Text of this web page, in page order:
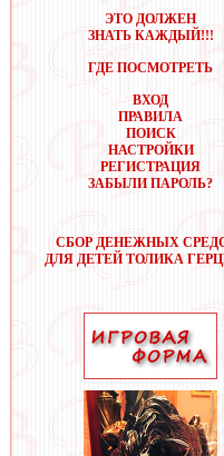
ЭТО ДОЛЖЕН
ЗНАТЬ КАЖДЫЙ!!!
ГДЕ ПОСМОТРЕТЬ
ВХОД
ПРАВИЛА
ПОИСК
НАСТРОЙКИ
РЕГИСТРАЦИЯ
ЗАБЫЛИ ПАРОЛЬ?
СБОР ДЕНЕЖНЫХ
ДЛЯ ДЕТЕЙ ТОЛИКА